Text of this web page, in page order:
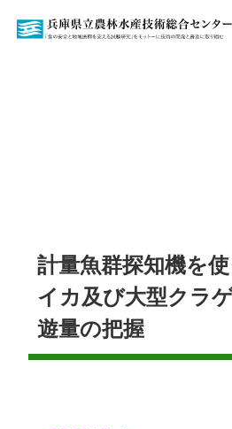
計量魚群探知機を
イカ及び大型クラ
遊量の把握